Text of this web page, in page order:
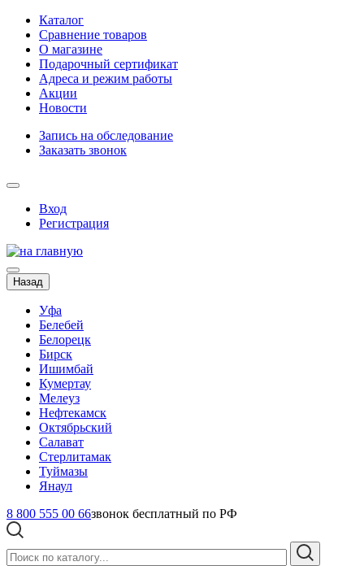
Каталог
Сравнение товаров
О магазине
Подарочный сертификат
Адреса и режим работы
Акции
Новости
Запись на обследование
Заказать звонок
Вход
Регистрация
Назад
Уфа
Белебей
Белорецк
Бирск
Ишимбай
Кумертау
Мелеуз
Нефтекамск
Октябрьский
Салават
Стерлитамак
Туймазы
Янаул
8 800 555 00 66звонок бесплатный по РФ